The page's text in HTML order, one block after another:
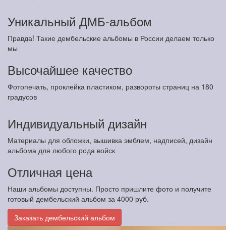
Уникальный ДМБ-альбом
Правда! Такие дембельские альбомы в России делаем только
мы
Высочайшее качество
Фотопечать, проклейка пластиком, развороты страниц на 180
градусов
Индивидуальный дизайн
Материалы для обложки, вышивка эмблем, надписей, дизайн
альбома для любого рода войск
Отличная цена
Наши альбомы доступны. Просто пришлите фото и получите
готовый дембельский альбом за 4000 руб.
Заказать дембельский альбом